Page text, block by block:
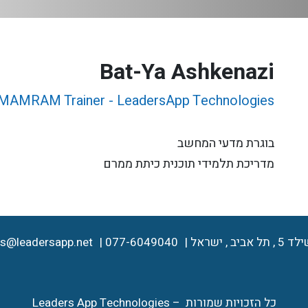
Bat-Ya Ashkenazi
Trainer - LeadersApp Technologies
בוגרת מדעי המחשב
מדריכת תלמידי תוכנית כיתת ממרם
, ישראל 077-6049040
כל הזכויות שמורות – Leaders App Technologies